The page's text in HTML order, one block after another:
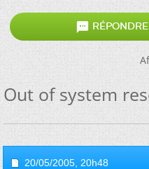

Out of system
20/05/2005, 20h48